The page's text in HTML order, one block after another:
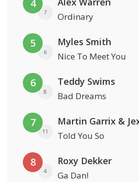
4
7 Ordinary
5
6
Myles Smith
Nice To Meet You
6
8
Teddy Swims
Bad Dreams
7
11
Martin Garrix &
Told You So
8
4
Roxy Dekker
Ga Dan!